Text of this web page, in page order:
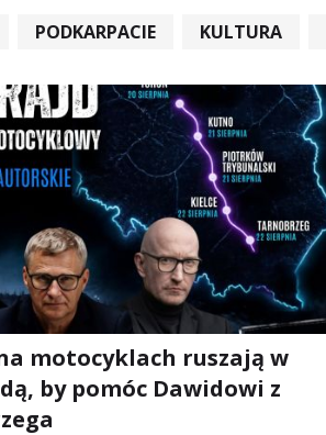
PODKARPACIE KULTURA
motocyklach ruszają w
by pomóc Dawidowi z